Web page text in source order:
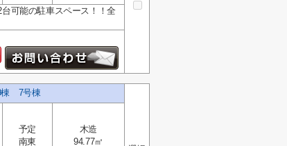
可能の駐車スペース！！全
棟 7号棟
予定
南東
木造
94.77㎡